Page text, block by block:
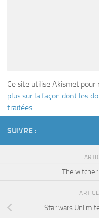
Ce site utilise Akismet pour
plus sur la façon dont les
traitées.
SUIVRE :
The witcher
Star wars